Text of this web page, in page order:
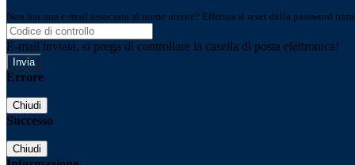
Non hai una e-mail associata al nome utente? Effettua il reset della password
E-mail inviata, si prega di controllare la casella di posta elettronica!
Errore
Chiudi
Successo
Chiudi